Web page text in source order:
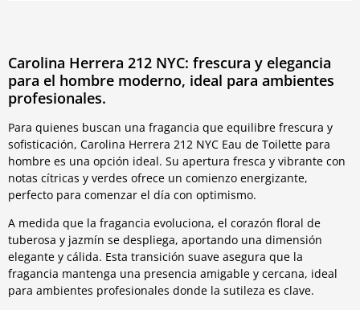
Carolina Herrera 212 NYC: frescura y elegancia
para el hombre moderno, ideal para ambientes
profesionales.
Para quienes buscan una fragancia que equilibre frescura y
sofisticación, Carolina Herrera 212 NYC Eau de Toilette para
hombre es una opción ideal. Su apertura fresca y vibrante con
notas cítricas y verdes ofrece un comienzo energizante,
perfecto para comenzar el día con optimismo.
A medida que la fragancia evoluciona, el corazón floral de
tuberosa y jazmín se despliega, aportando una dimensión
elegante y cálida. Esta transición suave asegura que la
fragancia mantenga una presencia amigable y cercana, ideal
para ambientes profesionales donde la sutileza es clave.